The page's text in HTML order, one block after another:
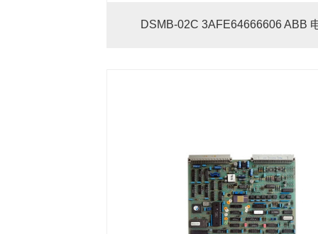
DSMB-02C 3AFE64666606 ABB